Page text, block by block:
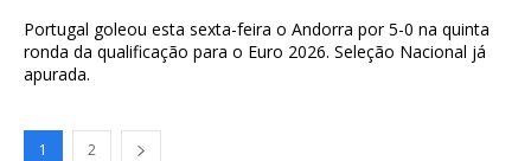
Portugal goleou esta sexta-feira o Andorra por 5-0 na quinta
ronda da qualificação para o Euro 2026. Seleção Nacional já
apurada.
1 2